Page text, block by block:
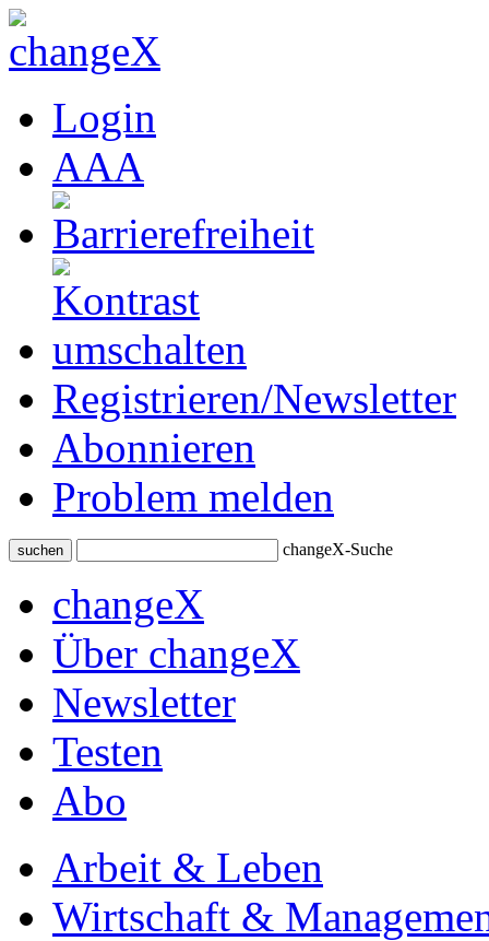
Login
AAA
Registrieren/Newsletter
Abonnieren
Problem melden
suchen changeX-Suche
changeX
Über changeX
Newsletter
Testen
Abo
Arbeit & Leben
Wirtschaft &